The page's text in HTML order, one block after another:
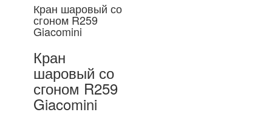
Кран шаровый со
сгоном R259
Giacomini
Кран
шаровый со
сгоном R259
Giacomini